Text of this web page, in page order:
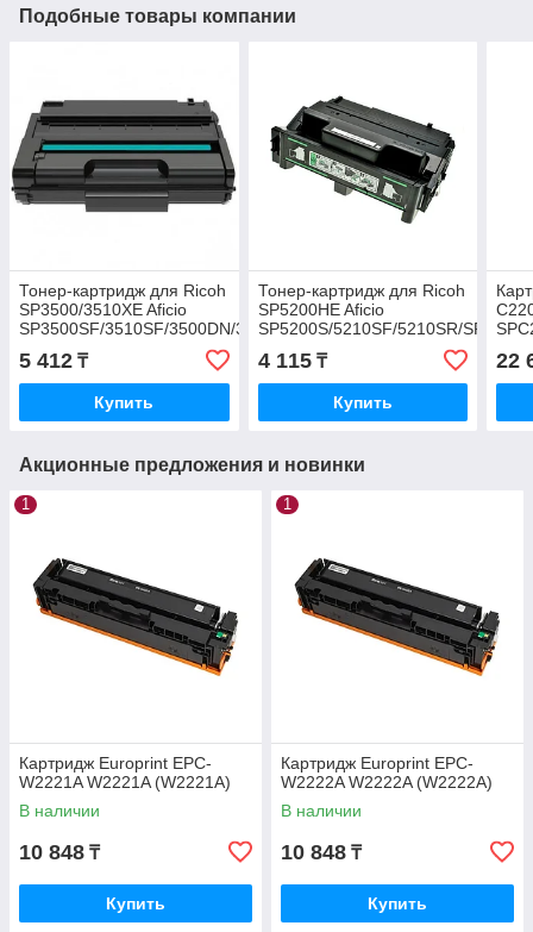
Подобные товары компании
Тонер-картридж для Ricoh
SP3500/3510XE Aficio
SP3500SF/3510SF/3500DN/3510DN
(6.4K) Euro Print
5 412 ₸
Купить
Тонер-картридж для Ricoh
SP5200HE Aficio
SP5200S/5210SF/5210SR/
(25K) Euro Print
4 115₸
Купить
22
Акционные предложения и новинки
1
Картридж Europrint EPC-
W2221A W2221A (W2221A)
В наличии
10 848 ₸
Купить
1
Картридж Europrint EPC-
W2222A W2222A (W2222A)
В наличии
10 848 ₸
Купить